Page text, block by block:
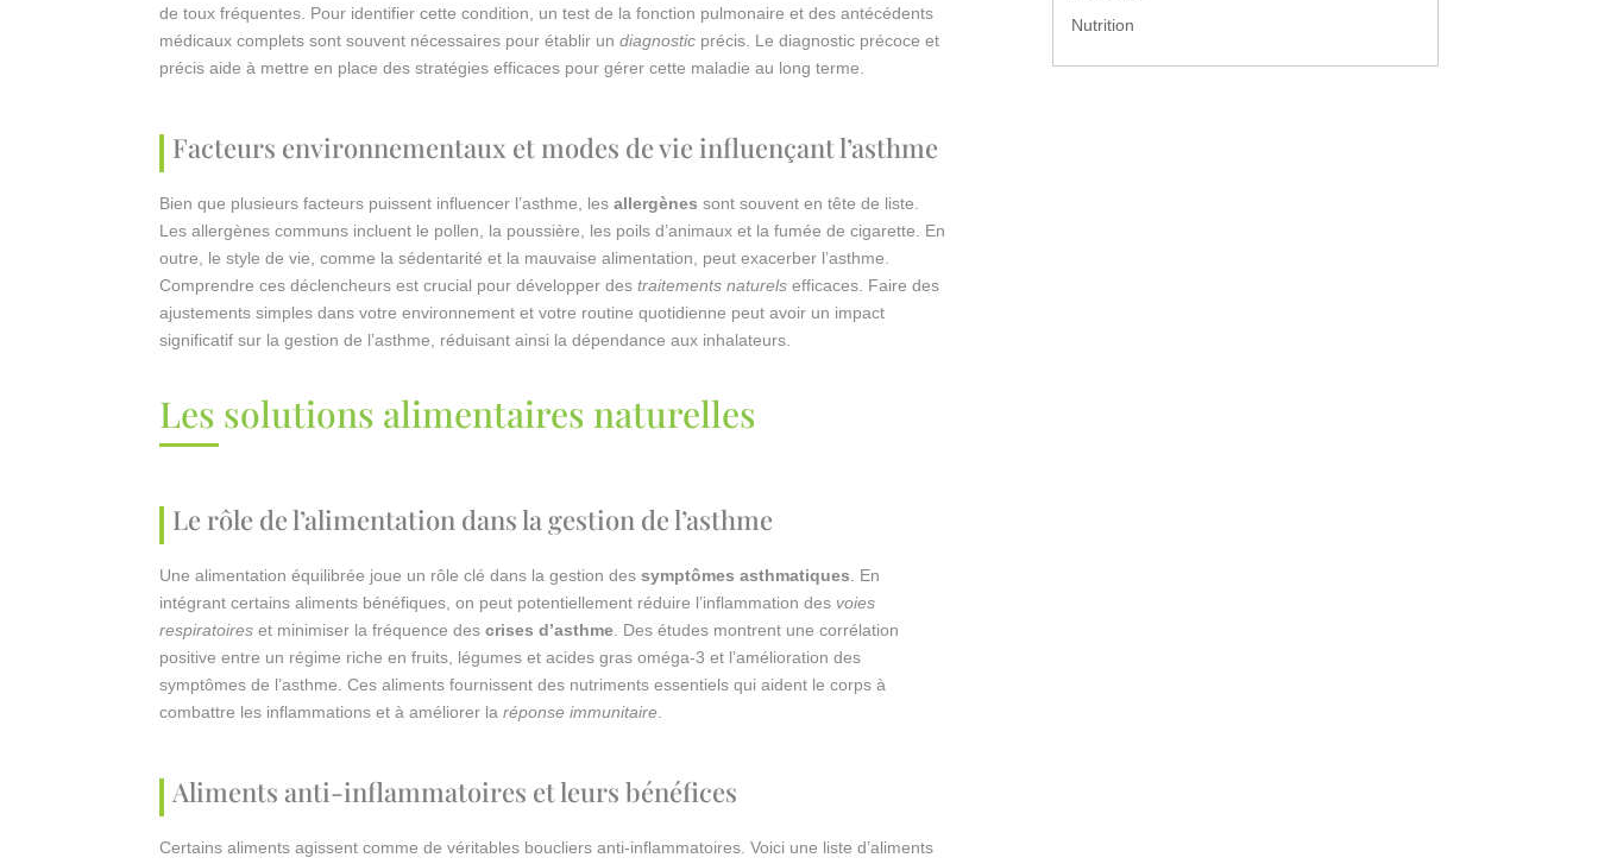
de toux fréquentes. Pour identifier cette condition, un test de la fonction pulmonaire et des antécédents
médicaux complets sont souvent nécessaires pour établir undiagnostic précis. Le diagnostic précoce et
précis aide à mettre en place des stratégies efficaces pour gérer cette maladie au long terme.
Facteurs environnementaux et modes de vie influençant l’asthme
Bien que plusieurs facteurs puissent influencer l’asthme, lesallergènes sont souvent en tête de liste.
Les allergènes communs incluent le pollen, la poussière, les poils d’animaux et la fumée de cigarette. En
outre, le style de vie, comme la sédentarité et la mauvaise alimentation, peut exacerber l’asthme.
Comprendre ces déclencheurs est crucial pour développer destraitements naturels efficaces. Faire des
ajustements simples dans votre environnement et votre routine quotidienne peut avoir un impact
significatif sur la gestion de l’asthme, réduisant ainsi la dépendance aux inhalateurs.
Les solutions alimentaires naturelles
Le rôle de l’alimentation dans la gestion de l’asthme
Une alimentation équilibrée joue un rôle clé dans la gestion dessymptômes asthmatiques . En
intégrant certains aliments bénéfiques, on peut potentiellement réduire l’inflammation des voies
respiratoires et minimiser la fréquence descrises d’asthme . Des études montrent une corrélation
positive entre un régime riche en fruits, légumes et acides gras oméga-3 et l’amélioration des
symptômes de l’asthme. Ces aliments fournissent des nutriments essentiels qui aident le corps à
combattre les inflammations et à améliorer laréponse immunitaire
Aliments anti-inflammatoires et leurs bénéfices
Certains aliments agissent comme de véritables boucliers anti-inflammatoires. Voici une liste d’aliments
Nutrition